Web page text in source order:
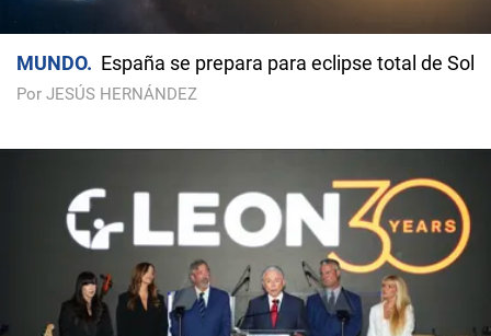
MUNDO España se prepara para eclipse total de Sol
Por JESÚS HERNÁNDEZ